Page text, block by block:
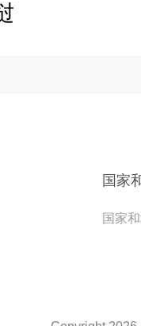
国家
国家